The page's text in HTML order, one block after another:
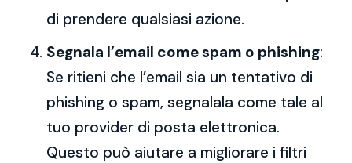
di prendere qualsiasi azione.
Segnala l’email come spam o phishing:
Se ritieni che l’email sia un tentativo di
phishing o spam, segnalala come tale al
tuo provider di posta elettronica.
Questo può aiutare a migliorare i filtri